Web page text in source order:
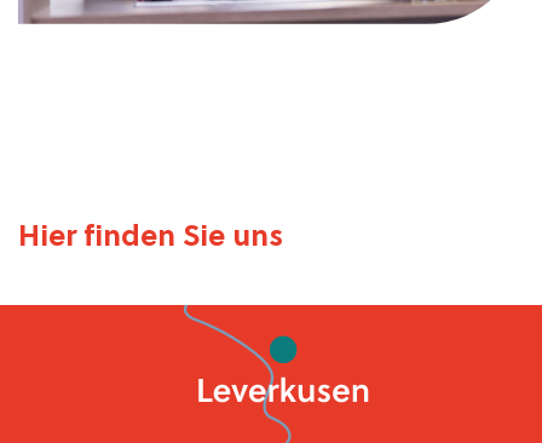
Hier finden Sie uns